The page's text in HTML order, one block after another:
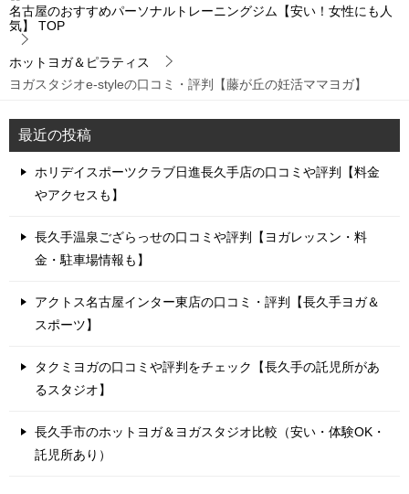
名古屋のおすすめパーソナルトレーニングジム【安い！女性にも人
気】
TOP
ホットヨガ＆ピラティス
ヨガスタジオe-styleの口コミ・評判【藤が丘の妊活ママヨガ】
最近の投稿
ホリデイスポーツクラブ日進長久手店の口コミや評判【料金
やアクセスも】
長久手温泉ござらっせの口コミや評判【ヨガレッスン・料
金・駐車場情報も】
アクトス名古屋インター東店の口コミ・評判【長久手ヨガ＆
スポーツ】
タクミヨガの口コミや評判をチェック【長久手の託児所があ
るスタジオ】
長久手市のホットヨガ＆ヨガスタジオ比較（安い・体験OK・
託児所あり）